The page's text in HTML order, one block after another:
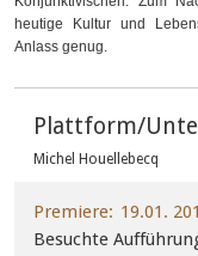
heutige Kultur und
Anlass genug.
Plattform/
Michel Houellebecq
Premiere
19.01.
Besuchte